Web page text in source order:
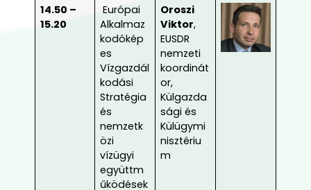
14.50 –
15.20
Európai
Alkalmaz
kodókép
es
Vízgazdál
kodási
Stratégia
és
nemzetk
özi
vízügyi
együttm
űködések
Oroszi
Viktor,
EUSDR
nemzeti
koordinát
or,
Külgazda
sági és
Külügymi
nisztériu
m